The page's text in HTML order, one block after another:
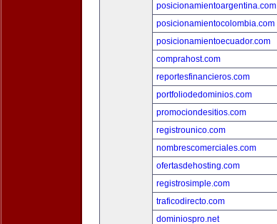
posicionamientoargentina.com
posicionamientocolombia.com
posicionamientoecuador.com
comprahost.com
reportesfinancieros.com
portfoliodedominios.com
promociondesitios.com
registrounico.com
nombrescomerciales.com
ofertasdehosting.com
registrosimple.com
traficodirecto.com
dominiospro.net